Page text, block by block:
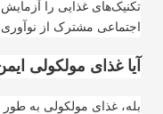
تکنیک‌های غذایی را
اجتماعی مشترک از نوآوری
آیا غذای مولکولی
بله، غذای مولکولی به